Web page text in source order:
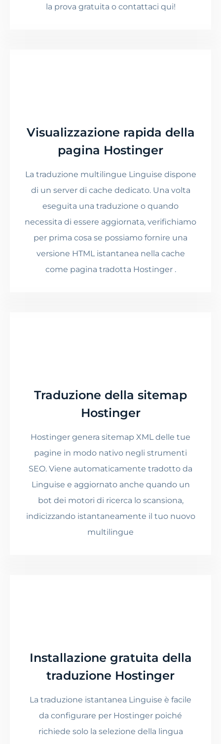
la prova gratuita o contattaci qui!
Visualizzazione rapida della
pagina Hostinger
La traduzione multilingue Linguise dispone
di un server di cache dedicato. Una volta
eseguita una traduzione o quando
necessita di essere aggiornata, verifichiamo
per prima cosa se possiamo fornire una
versione HTML istantanea nella cache
come pagina tradotta Hostinger .
Traduzione della sitemap
Hostinger
Hostinger genera sitemap XML delle tue
pagine in modo nativo negli strumenti
SEO. Viene automaticamente tradotto da
Linguise e aggiornato anche quando un
bot dei motori di ricerca lo scansiona,
indicizzando istantaneamente il tuo nuovo
multilingue
Installazione gratuita della
traduzione Hostinger
La traduzione istantanea Linguise è facile
da configurare per Hostinger poiché
richiede solo la selezione della lingua